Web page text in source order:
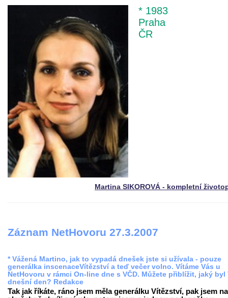
* 1983
Praha
ČR
Martina SIKOROVÁ - kompletní
Záznam NetHovoru 27.3.2007
* Vážená Martino, jak to vypadá dnešek jste si užívala - pouze
generálka inscenaceVítězství a teď večer volno. Vítáme Vás u
NetHovoru v rámci On-line dne s VČD. Můžete přiblížit, jaký byl
dnešní den? Redakce
Tak jak říkáte, ráno jsem měla generálku Vítězství, pak jsem na